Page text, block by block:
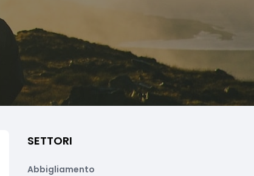
SETTORI
Abbigliamento